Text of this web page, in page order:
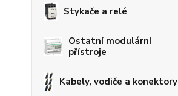
Stykače a relé
Ostatní modulární
přístroje
Kabely, vodiče a konektory